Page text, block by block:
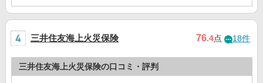
三井住友海上火災保険 76.4点 18件
三井住友海上火災保険の口コミ・評判